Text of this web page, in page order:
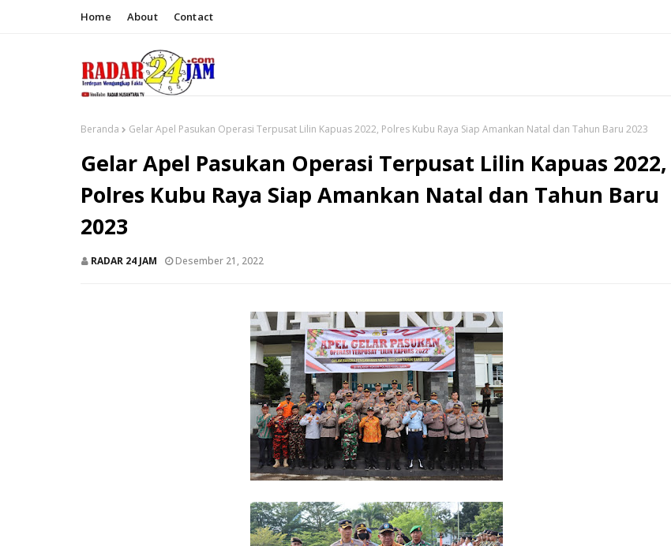
Home About Contact
Beranda Gelar Apel Pasukan Operasi Terpusat Lilin Kapuas 2022, Polres Kubu Raya Siap Amankan Natal dan Tahun Baru 2023
Gelar Apel Pasukan Operasi Terpusat Lilin Kapuas 2022,
Polres Kubu Raya Siap Amankan Natal dan Tahun Baru
2023
RADAR 24 JAM Desember 21, 2022